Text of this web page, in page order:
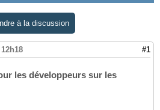
à la discussion
#1
les développeurs sur les